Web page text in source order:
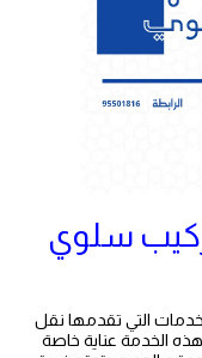
سلوي
التي تقدمها نقل
الخدمة عناية خاصة